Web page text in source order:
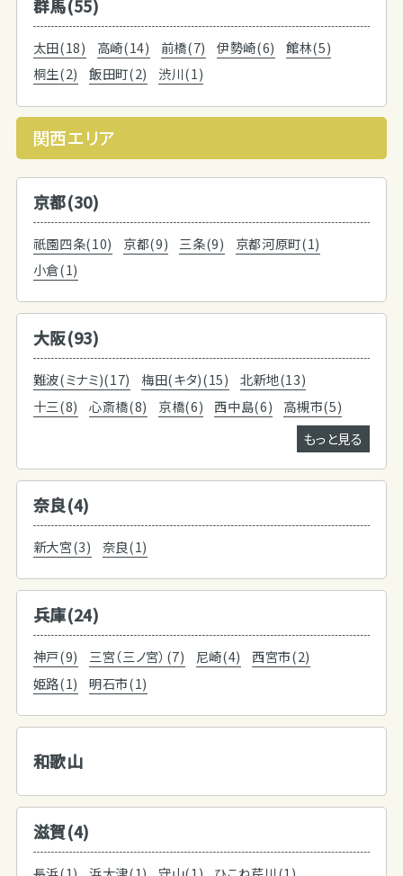
群馬(55)
太田(18) 高崎(14) 前橋(7) 伊勢崎(6)
館林(5)
桐生(2)
飯田町(2) 渋川(1)
関西エリア
京都(30)
祇園四条(10) 京都(9) 三条(9)
京都河原町(1)
小倉(1)
大阪(93)
難波(ミナミ)(17) 梅田(キタ)(15)
北新地(13)
十三(8)
心斎橋(8) 京橋(6) 西中島(6)
高槻市(5)
もっと見る
奈良(4)
新大宮(3) 奈良(1)
兵庫(24)
神戸(9) 三宮（三ノ宮）(7) 尼崎(4)
西宮市(2)
姫路(1)
明石市(1)
和歌山
滋賀(4)